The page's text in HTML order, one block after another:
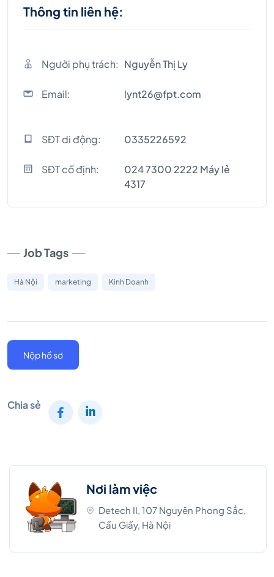
Thông tin liên hệ:
Người phụ trách: Nguyễn Thị Ly
Email: lynt26@fpt.com
SĐT di động: 0335226592
SĐT cố định:
024 7300 2222 Máy lẻ
4317
Job Tags
Hà Nội marketing Kinh Doanh
Nộp hồ sơ
Chia sẻ
Nơi làm việc
Detech II, 107 Nguyên Phong Sắc,
Cầu Giấy, Hà Nội